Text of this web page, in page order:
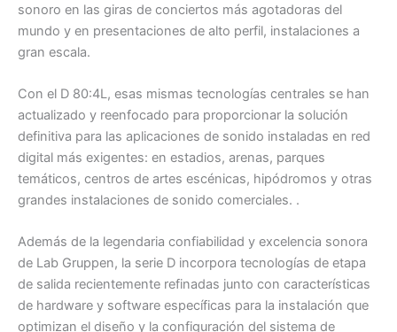
sonoro en las giras de conciertos más agotadoras del
mundo y en presentaciones de alto perfil, instalaciones a
gran escala.
Con el D 80:4L, esas mismas tecnologías centrales se han
actualizado y reenfocado para proporcionar la solución
definitiva para las aplicaciones de sonido instaladas en red
digital más exigentes: en estadios, arenas, parques
temáticos, centros de artes escénicas, hipódromos y otras
grandes instalaciones de sonido comerciales. .
Además de la legendaria confiabilidad y excelencia sonora
de Lab Gruppen, la serie D incorpora tecnologías de etapa
de salida recientemente refinadas junto con características
de hardware y software específicas para la instalación que
optimizan el diseño y la configuración del sistema de